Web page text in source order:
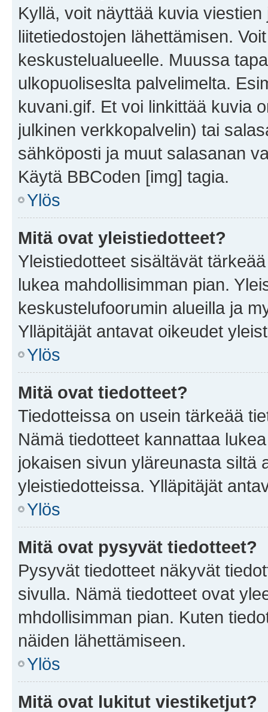
Kyllä, voit näyttää kuvia
liitetiedostojen lähettämisen.
keskustelualueelle. Muussa
ulkopuoliseslta palvelimelta.
kuvani.gif. Et voi linkittää kuvia
julkinen verkkopalvelin) tai
sähköposti ja muut salasanan
Käytä BBCoden [img] tagia.
Ylös
Mitä ovat yleistiedotteet?
Yleistiedotteet sisältävät
lukea mahdollisimman pian.
keskustelufoorumin alueilla ja
Ylläpitäjät antavat oikeudet
Ylös
Mitä ovat tiedotteet?
Tiedotteissa on usein tärkeää
Nämä tiedotteet kannattaa
jokaisen sivun yläreunasta siltä
yleistiedotteissa. Ylläpitäjät
Ylös
Mitä ovat pysyvät tiedotteet?
Pysyvät tiedotteet näkyvät
sivulla. Nämä tiedotteet ovat
mhdollisimman pian. Kuten
näiden lähettämiseen.
Ylös
Mitä ovat lukitut viestiketjut?